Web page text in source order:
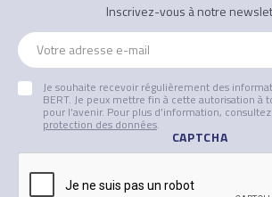
Inscrivez-vous à notre
Je souhaite recevoir régulièrement des
BERT. Je peux mettre fin à cette autorisation
pour l’avenir. Pour plus d’information,
protection des données.
CAPTCHA